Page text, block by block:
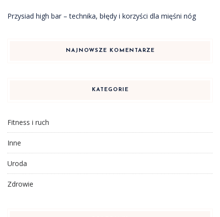
Przysiad high bar – technika, błędy i korzyści dla mięśni nóg
NAJNOWSZE KOMENTARZE
KATEGORIE
Fitness i ruch
Inne
Uroda
Zdrowie